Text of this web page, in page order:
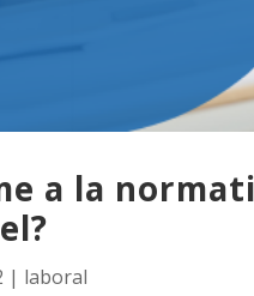
a la
| laboral